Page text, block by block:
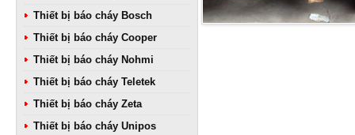
Thiết bị báo cháy Bosch
Thiết bị báo cháy Cooper
Thiết bị báo cháy Nohmi
Thiết bị báo cháy Teletek
Thiết bị báo cháy Zeta
Thiết bị báo cháy Unipos